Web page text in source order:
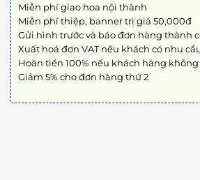
Miễn phí giao hoa nội thành
Miễn phí thiệp, banner trị giá 50,000đ
Gửi hình trước và báo đơn hàng thành
Xuất hoá đơn VAT nếu khách có nhu
Hoàn tiền 100% nếu khách hàng
Giảm 5% cho đơn hàng thứ 2